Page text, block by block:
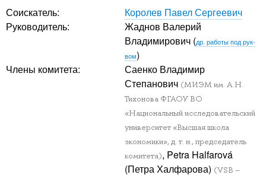
Соискатель:
Королев Павел Сергеевич
Руководитель:
Жаднов Валерий
Владимирович (др. работы под рук-
вом)
Члены комитета:
Саенко Владимир
Степанович (МИЭМ им. А.Н.
Тихонова ФГАОУ ВО
«Национальный исследовательский
университет «Высшая школа
экономики», д. т. н., председатель
комитета), Petra Halfarová
(Петра Халфарова) (VSB –